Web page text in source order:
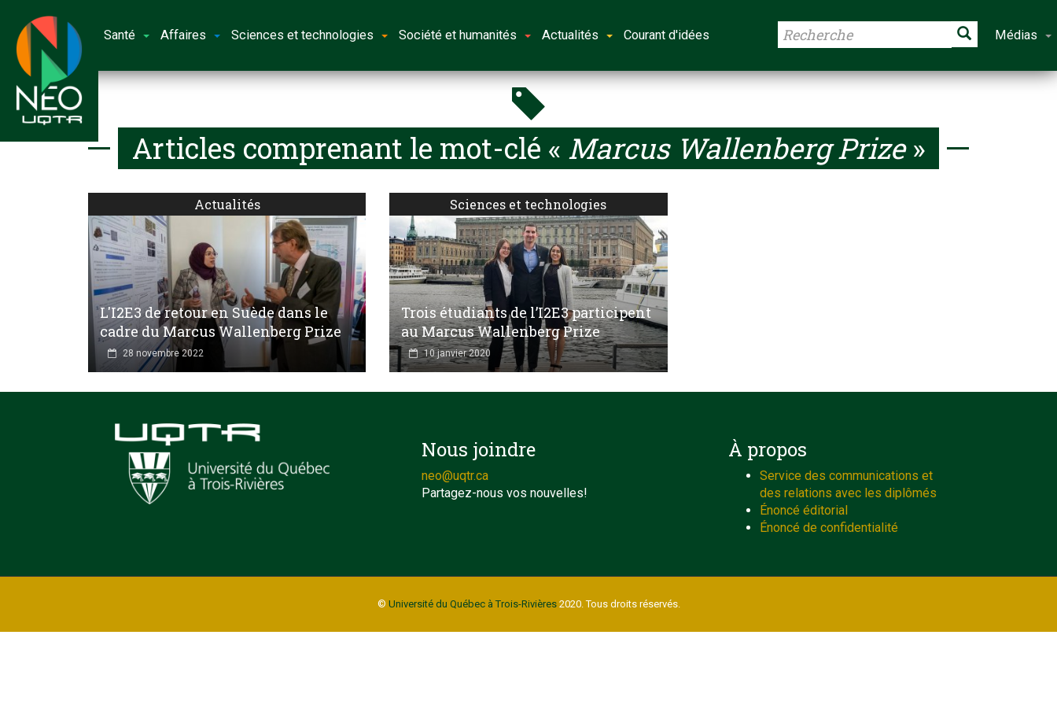
Santé Affaires Sciences et technologies Société et humanités Actualités Courant d'idées Médias
Articles comprenant le mot-clé « Marcus Wallenberg Prize»
Actualités
L'I2E3 de retour en Suède dans le
cadre du Marcus Wallenberg Prize
28 novembre 2022
Sciences et technologies
Trois étudiants de l’I2E3 participent
au Marcus Wallenberg Prize
10 janvier 2020
Nous joindre
neo@uqtr.ca
Partagez-nous vos nouvelles!
À propos
Service des communications et
des relations avec les diplômés
Énoncé éditorial
Énoncé de confidentialité
© Université du Québec à Trois-Rivières2020. Tous droits réservés.